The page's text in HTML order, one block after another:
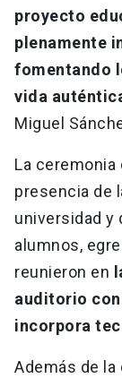
proyecto
plenamente
fomentando
vida
Miguel
La ceremonia
presencia de
universidad y
alumnos,
reunieron en
auditorio con
incorpora
Además de la